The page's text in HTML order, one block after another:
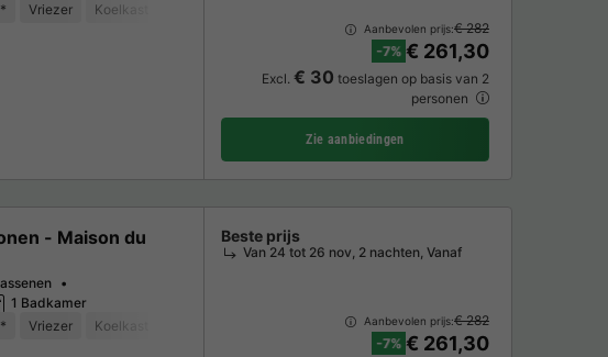
Vriezer Koelkast
Aanbevolen prijs:€ 282
-7% € 261,30
Excl. € 30 toeslagen op basis van 2
personen
Zie aanbiedingen
- Maison du
1 Badkamer
Vriezer Koelkast Magnetron Oven TV Wasmachine
Beste prijs
Van 24 tot 26 nov, 2 nachten, Vanaf
Aanbevolen prijs:€ 282
-7% € 261,30